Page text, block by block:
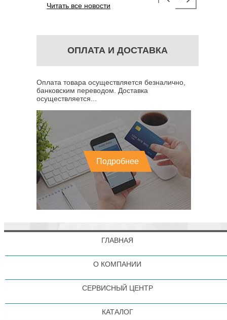
Читать все новости
ОПЛАТА И ДОСТАВКА
Оплата товара осуществляется безналично,
банковским переводом. Доставка
осуществляется...
Подробнее
ГЛАВНАЯ
О КОМПАНИИ
СЕРВИСНЫЙ ЦЕНТР
КАТАЛОГ